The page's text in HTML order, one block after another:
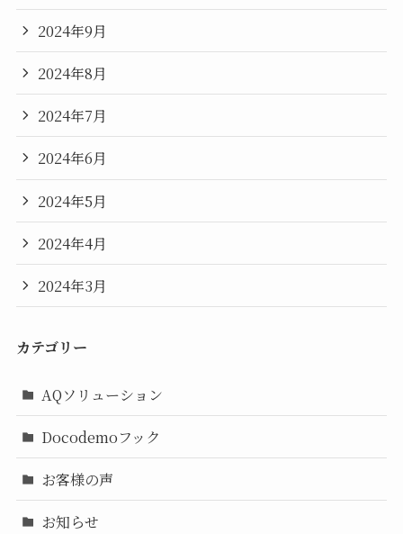
2024年9月
2024年8月
2024年7月
2024年6月
2024年5月
2024年4月
2024年3月
カテゴリー
AQソリューション
Docodemoフック
お客様の声
お知らせ